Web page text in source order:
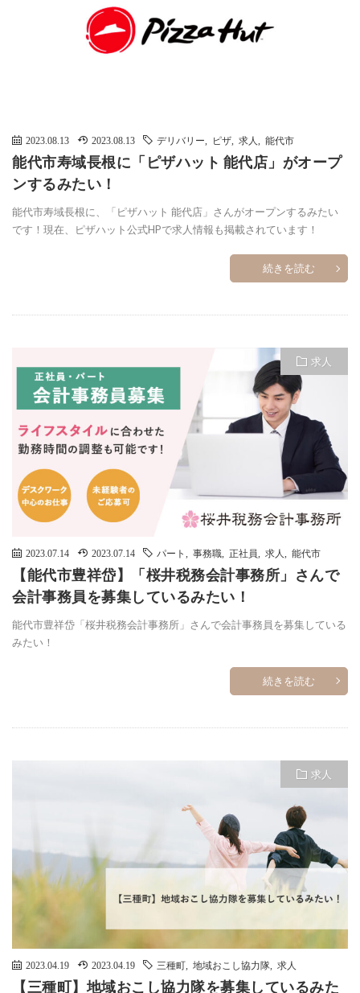
2023.08.13 2023.08.13 デリバリー ピザ 求人 能代市
能代市寿域長根に「ピザハット 能代店」がオープ
ンするみたい！
能代市寿域長根に、「ピザハット 能代店」さんがオープンするみたい
です！現在、ピザハット公式HPで求人情報も掲載されています！
続きを読む
求人
2023.07.14 2023.07.14 パート 事務職 正社員 求人 能代市
【能代市豊祥岱】「桜井税務会計事務所」さんで
会計事務員を募集しているみたい！
能代市豊祥岱「桜井税務会計事務所」さんで会計事務員を募集している
みたい！
続きを読む
求人
2023.04.19 2023.04.19 三種町 地域おこし協力隊 求人
【三種町】地域おこし協力隊を募集しているみた